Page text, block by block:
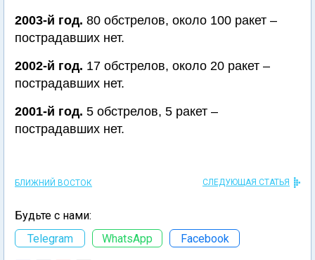
2003-й год. 80 обстрелов, около 100 ракет –
пострадавших нет.
2002-й год. 17 обстрелов, около 20 ракет –
пострадавших нет.
2001-й год. 5 обстрелов, 5 ракет –
пострадавших нет.
БЛИЖНИЙ ВОСТОК СЛЕДУЮЩАЯ СТАТЬЯ
Будьте с нами:
Telegram
WhatsApp Facebook